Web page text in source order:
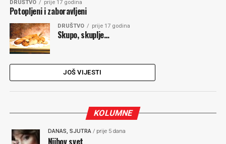
DRUŠTVO prije 17 godina
Potopljeni i zaboravljeni
DRUŠTVO prije 17 godina
Skupo, skuplje…
JOŠ VIJESTI
KOLUMNE
DANAS, SJUTRA/ prije 5 dana
Njihov svet